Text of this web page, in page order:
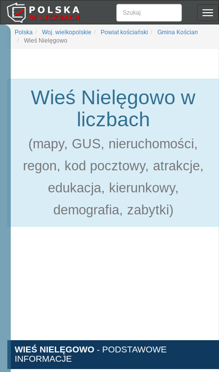
Polska Woj. wielkopolskie Powiat kościański
Gmina Kościan
Wieś Nielęgowo
Wieś Nielęgowo w
liczbach
(mapy, GUS, nieruchomości,
regon, kod pocztowy, atrakcje,
edukacja, kierunkowy,
demografia, zabytki)
WIEŚ NIELĘGOWO - PODSTAWOWE
INFORMACJE